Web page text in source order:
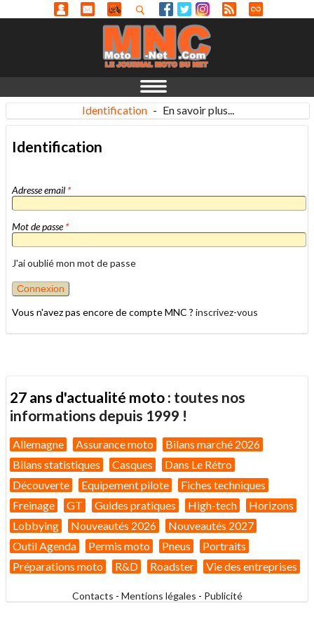
Identification - En savoir plus...
Identification
Adresse email *
Mot de passe*
J'ai oublié mon mot de passe
Vous n'avez pas encore de compte MNC ? inscrivez-vous
27 ans d'actualité moto : toutes nos
informations depuis 1999 !
Allemagne Assurance moto
Bilans marché 2026
Bilans statistiques
Casques
Dans Le Rétro
Découverte
Equipement pilote
Fiches techniques
Freinage
GT Guides pratiques High-tech
Horizons
Lobbying
Nouveautés 2026
Nouveautés 2027
Outil Agenda
Permis moto Pneus
Portraits
Préparations moto
R&D Roadster Vie des entreprises
Contacts - Mentions légales - Publicité